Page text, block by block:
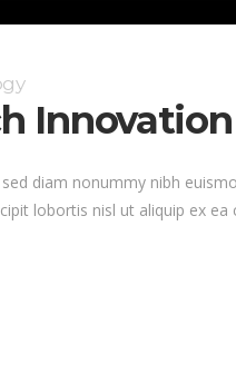
Innovation
diam nonummy nibh
lobortis nisl ut aliquip ex